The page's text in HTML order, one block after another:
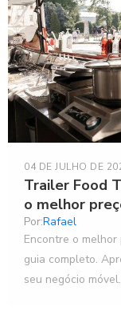
Trailer Food
o melhor
04 DE JULHO DE
Por:Rafael
Encontre o
guia completo.
seu negócio